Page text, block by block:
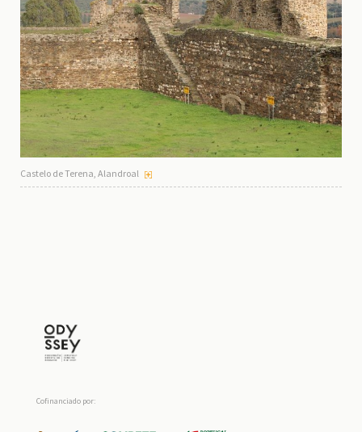
Castelo de Terena, Alandroal
Cofinanciado por: